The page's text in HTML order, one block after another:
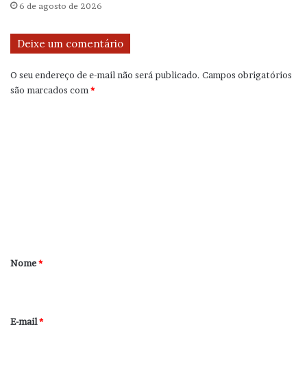
6 de agosto de 2026
Deixe um comentário
O seu endereço de e-mail não será publicado. Campos obrigatórios
são marcados com*
r
*
Nome*
E-mail*